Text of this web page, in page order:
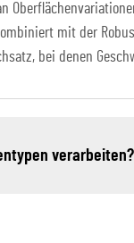
mit der
bei denen
verarbeiten?